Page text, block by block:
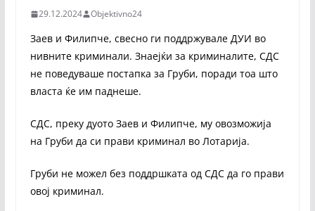
29.12.2024 Objektivno24
Заев и Филипче, свесно ги поддржувале ДУИ во
нивните криминали. Знаејќи за криминалите, СДС
не поведуваше постапка за Груби, поради тоа што
власта ќе им паднеше.
СДС, преку дуото Заев и Филипче, му овозможија
на Груби да си прави криминал во Лотарија.
Груби не можел без поддршката од СДС да го прави
овој криминал.